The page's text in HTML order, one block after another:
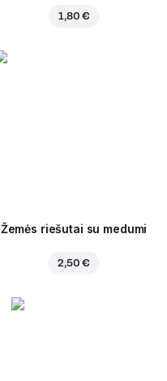
1,80 €
Žemės riešutai su medumi
2,50 €